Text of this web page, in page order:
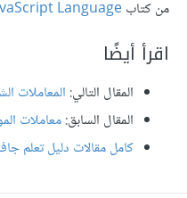
من كتابLanguage
اقرأ أيضًا
المقال التالي: المعاملات
المقال السابق:معاملات
كامل مقالات دليل تعلم